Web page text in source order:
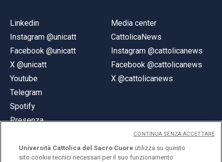
Linkedin
Instagram @unicatt
Facebook @unicatt
X @unicatt
Youtube
Telegram
Spotify
Presenza
Media center
CattolicaNews
Instagram @cattolicanews
Facebook @cattolicanews
X @cattolicanews
Università Cattolica del Sacro Cuore utilizza su questo
sito cookie tecnici necessari per il suo funzionamento
CONTINUA SENZA ACCETTARE